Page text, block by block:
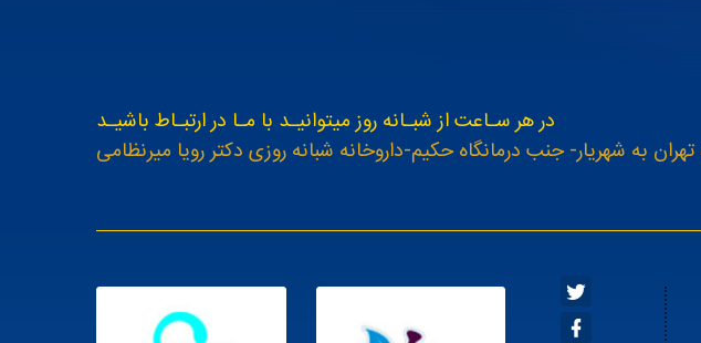
در هر سـاعت از شبـانه روز میتوانیـد با مـا در ارتبـاط باشیـد
به شهریار- جنب درمانگاه حکیم-داروخانه شبانه روزی دکتر رویا میرنظامی